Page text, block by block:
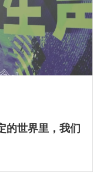
的世界里，我们